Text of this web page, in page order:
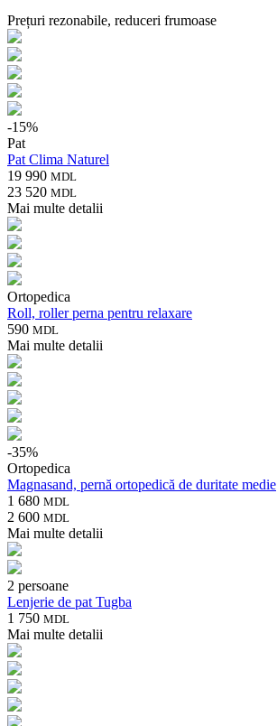
Prețuri rezonabile, reduceri frumoase
-15%
Pat
Pat Clima Naturel
19 990 MDL
23 520 MDL
Mai multe detalii
Ortopedica
Roll, roller perna pentru relaxare
590 MDL
Mai multe detalii
-35%
Ortopedica
Magnasand, pernă ortopedică de duritate medie
1 680 MDL
2 600 MDL
Mai multe detalii
2 persoane
Lenjerie de pat Tugba
1 750 MDL
Mai multe detalii